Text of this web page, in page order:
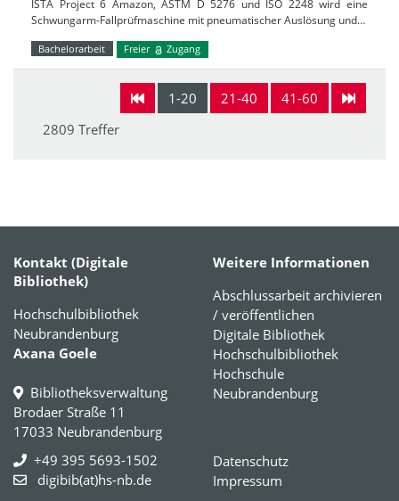
ISTA Project 6 Amazon, ASTM D 5276 und ISO 2248 wird eine
Schwungarm-Fallprüfmaschine mit pneumatischer Auslösung und…
Bachelorarbeit Freier Zugang
1-20 21-40
41-60
2809 Treffer
Kontakt (Digitale
Bibliothek)
Hochschulbibliothek
Neubrandenburg
Axana Goele
Bibliotheksverwaltung
Brodaer Straße 11
17033 Neubrandenburg
+49 395 5693-1502
digibib(at)hs-nb.de
Weitere Informationen
Abschlussarbeit archivieren
/ veröffentlichen
Digitale Bibliothek
Hochschulbibliothek
Hochschule
Neubrandenburg
Datenschutz
Impressum